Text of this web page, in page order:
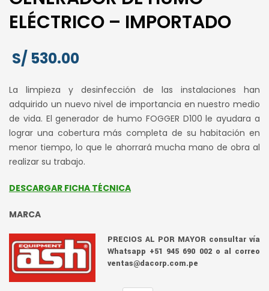
ELÉCTRICO – IMPORTADO
S/ 530.00
La limpieza y desinfección de las instalaciones han
adquirido un nuevo nivel de importancia en nuestro medio
de vida. El generador de humo FOGGER D100 le ayudara a
lograr una cobertura más completa de su habitación en
menor tiempo, lo que le ahorrará mucha mano de obra al
realizar su trabajo.
DESCARGAR FICHA TÉCNICA
MARCA
PRECIOS AL POR MAYOR consultar vía
Whatsapp +51 945 690 002 o al correo
ventas@dacorp.com.pe